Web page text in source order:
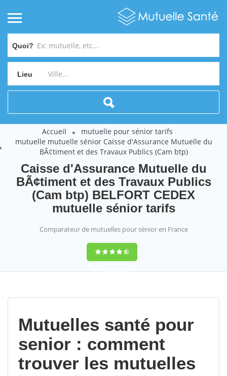
Quoi?
Lieu
Accueil
mutuelle pour sénior tarifs
mutuelle mutuelle sénior Caisse d'Assurance Mutuelle du
BÃ¢timent et des Travaux Publics (Cam btp)
Caisse d'Assurance Mutuelle du
BÃ¢timent et des Travaux Publics
(Cam btp) BELFORT CEDEX
mutuelle sénior tarifs
Comparateur de mutuelles pour sénior en France
9,2(100%)452
Mutuelles santé pour
senior : comment
trouver les mutuelles